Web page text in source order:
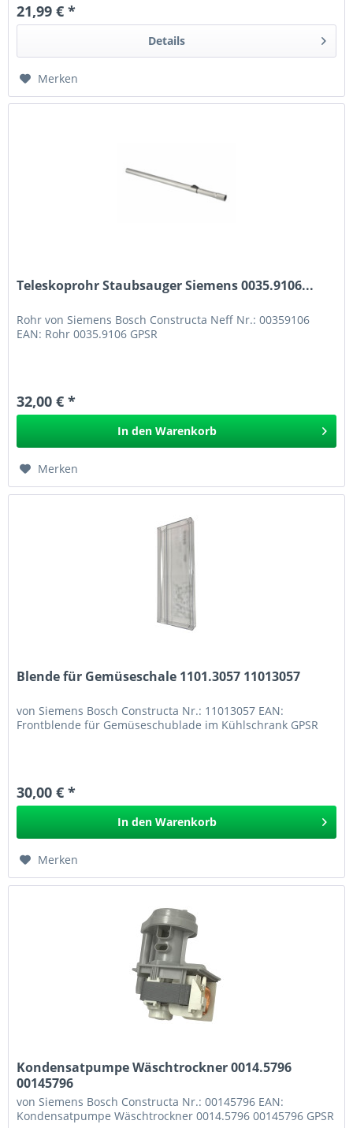
21,99 € *
Details
Merken
Teleskoprohr Staubsauger Siemens 0035.9106...
Rohr von Siemens Bosch Constructa Neff Nr.: 00359106
EAN: Rohr 0035.9106 GPSR
32,00 € *
In den Warenkorb
Merken
Blende für Gemüseschale 1101.3057 11013057
von Siemens Bosch Constructa Nr.: 11013057 EAN:
Frontblende für Gemüseschublade im Kühlschrank GPSR
30,00 € *
In den Warenkorb
Merken
Kondensatpumpe Wäschtrockner 0014.5796
00145796
von Siemens Bosch Constructa Nr.: 00145796 EAN:
Kondensatpumpe Wäschtrockner 0014.5796 00145796 GPSR